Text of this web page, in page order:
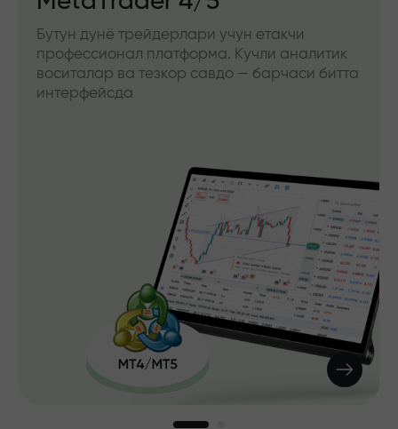
Бутун дунё трейдерлари учун етакчи
профессионал платформа. Кучли аналитик
воситалар ва тезкор савдо — барчаси битта
интерфейсда